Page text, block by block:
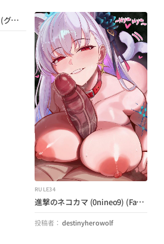
ウェンディ コーデュロイ (グラビティ フォールズ) (ガーロック)
RULE34
進撃のネコカマ (0nineo9) (Fate Grand Order)
投稿者： destinyherowolf